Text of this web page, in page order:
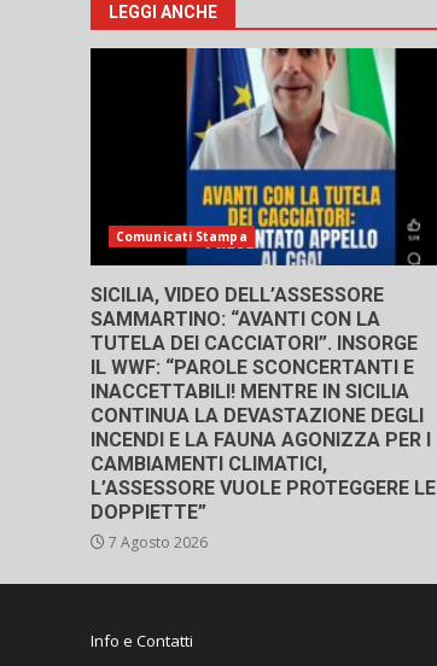
LEGGI ANCHE
Comunicati Stampa
SICILIA, VIDEO DELL’ASSESSORE
SAMMARTINO: “AVANTI CON LA
TUTELA DEI CACCIATORI”. INSORGE
IL WWF: “PAROLE SCONCERTANTI E
INACCETTABILI! MENTRE IN SICILIA
CONTINUA LA DEVASTAZIONE DEGLI
INCENDI E LA FAUNA AGONIZZA PER I
CAMBIAMENTI CLIMATICI,
L’ASSESSORE VUOLE PROTEGGERE LE
DOPPIETTE”
7 Agosto 2026
Info e Contatti